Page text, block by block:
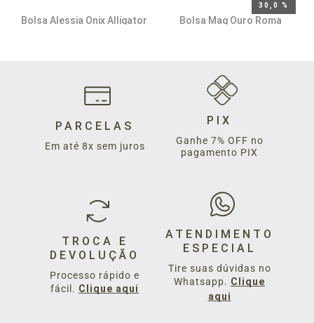
Bolsa Alessia Onix Alligator
30,0 %
Bolsa Mag Ouro Roma
Bolsa Nanda Ouro Roma
Mel
R$ 1.679,00
Bolsa Silvia Ouro Pirarucu
Coffe
R$ 3.679,00
Estanho
Bolsa Lola onix Roma
Cimento
R$ 1.999,00
Bolsa Valentina Bolas G
Ouro Metalizado Ouro
Bolsa Yara Ouro Roma
Preto
PARCELAS
Em até 8x sem juros
PIX
Ganhe 7% OFF no
pagamento PIX
TROCA E
DEVOLUÇÃO
Processo rápido e
fácil. Clique aqui
ATENDIMENTO
ESPECIAL
Tire suas dúvidas no
Whatsapp. Clique
aqui